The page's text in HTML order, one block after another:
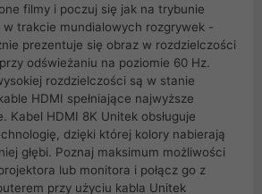
filmy i poczuj się jak na trybunie
trakcie mundialowych rozgrywek -
prezentuje się obraz w rozdzielczości
odświeżaniu na poziomie 60 Hz.
rozdzielczości są w stanie
HDMI spełniające najwyższe
Kabel HDMI 8K Unitek obsługuje
dzięki której kolory nabierają
głębi. Poznaj maksimum możliwości
lub monitora i połącz go z
przy użyciu kabla Unitek